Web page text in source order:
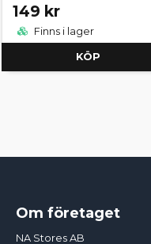
149 kr
Finns i lager
KÖP
Om företaget
NA Stores AB